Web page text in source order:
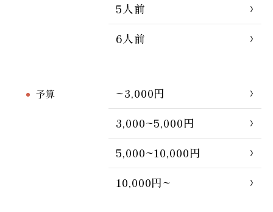
5人前
6人前
予算
~3,000円
3,000~5,000円
5,000~10,000円
10,000円~